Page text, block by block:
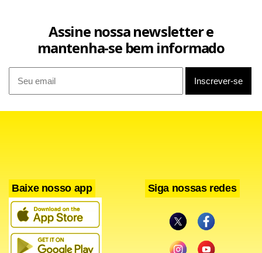
Assine nossa newsletter e
mantenha-se bem informado
Baixe nosso app Siga nossas redes